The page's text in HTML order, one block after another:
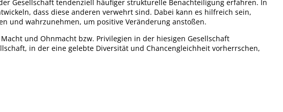
Gesellschaft tendenziell häufiger strukturelle Benachteiligung erfahren. In
dass diese anderen verwehrt sind. Dabei kann es hilfreich sein,
und wahrzunehmen, um positive Veränderung anstoßen.
und Ohnmacht bzw. Privilegien in der hiesigen Gesellschaft
in der eine gelebte Diversität und Chancengleichheit vorherrschen,